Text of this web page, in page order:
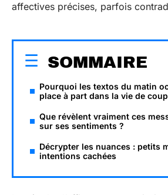
affectives précises, parfois
SOMMAIRE
Pourquoi les textos du matin
place à part dans la vie de
Que révèlent vraiment ces
sur ses sentiments ?
Décrypter les nuances : petits
intentions cachées